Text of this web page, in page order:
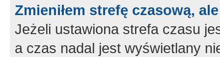
Zmieniłem strefę czasową,
Jeżeli ustawiona strefa czasu
a czas nadal jest wyświetlany